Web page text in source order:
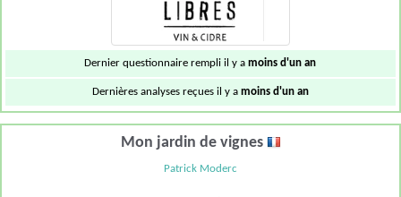
Dernier questionnaire rempli il y amoins d'un an
Dernières analyses reçues il y a moins d'un an
Mon jardin de vignes
Patrick Moderc